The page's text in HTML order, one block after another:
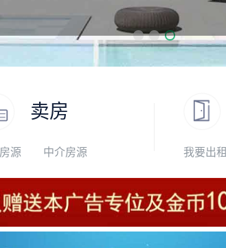
卖房
源 中介房源 我要出租